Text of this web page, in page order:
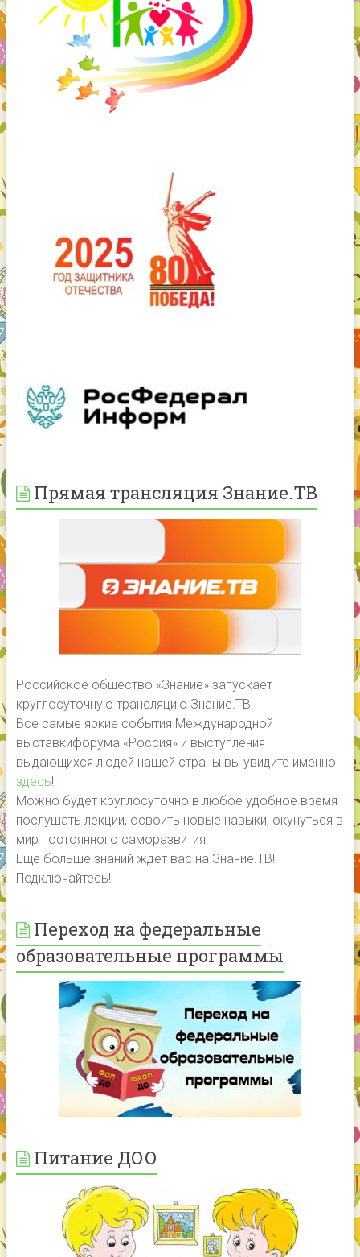
Прямая трансляция Знание.ТВ
Российское общество «Знание» запускает
круглосуточную трансляцию Знание.ТВ!
Все самые яркие события Международной
выставкифорума «Россия» и выступления
выдающихся людей нашей страны вы увидите именно
здесь!
Можно будет круглосуточно в любое удобное время
послушать лекции, освоить новые навыки, окунуться в
мир постоянного саморазвития!
Еще больше знаний ждет вас на Знание.ТВ!
Подключайтесь!
Переход на федеральные
образовательные программы
Питание ДОО